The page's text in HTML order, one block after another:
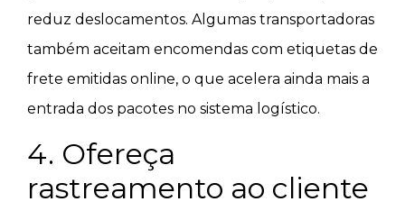
reduz deslocamentos. Algumas transportadoras
também aceitam encomendas com etiquetas de
frete emitidas online, o que acelera ainda mais a
entrada dos pacotes no sistema logístico.
4. Ofereça
rastreamento ao cliente